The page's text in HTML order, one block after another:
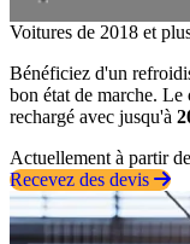
Voitures de 2018 et
Bénéficiez d'un
bon état de marche.
rechargé avec jusqu'à
Actuellement à partir
Recevez des devis